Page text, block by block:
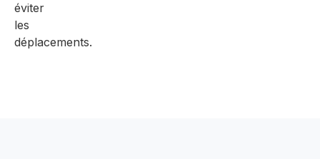
éviter
les
déplacements.